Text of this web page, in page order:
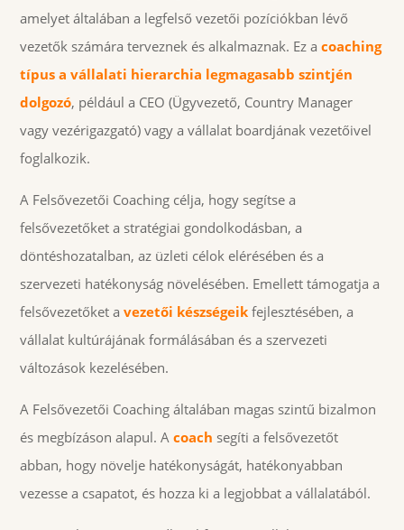
amelyet általában a legfelső vezetői pozíciókban lévő
vezetők számára terveznek és alkalmaznak. Ez acoaching
típus a vállalati hierarchia legmagasabb szintjén
dolgozó, például a CEO (Ügyvezető, Country Manager
vagy vezérigazgató) vagy a vállalat boardjának vezetőivel
foglalkozik.
A Felsővezetői Coaching célja, hogy segítse a
felsővezetőket a stratégiai gondolkodásban, a
döntéshozatalban, az üzleti célok elérésében és a
szervezeti hatékonyság növelésében. Emellett támogatja a
felsővezetőket avezetői készségeik fejlesztésében, a
vállalat kultúrájának formálásában és a szervezeti
változások kezelésében.
A Felsővezetői Coaching általában magas szintű bizalmon
és megbízáson alapul. Acoach segíti a felsővezetőt
abban, hogy növelje hatékonyságát, hatékonyabban
vezesse a csapatot, és hozza ki a legjobbat a vállalatából.